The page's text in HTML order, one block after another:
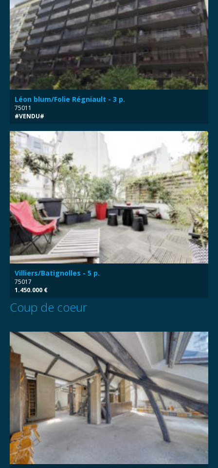
Léon blum/Folie Régniault - 3 p.
75011
#VENDU#
Villiers/Batignolles - 5 p.
75017
1.450.000 €
Coup de coeur